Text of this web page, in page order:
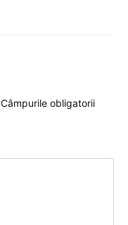
Câmpurile obligatorii